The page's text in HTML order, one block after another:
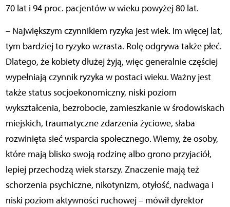
70 lat i 94 proc. pacjentów w wieku powyżej 80 lat.
– Największym czynnikiem ryzyka jest wiek. Im więcej lat,
tym bardziej to ryzyko wzrasta. Rolę odgrywa także płeć.
Dlatego, że kobiety dłużej żyją, więc generalnie częściej
wypełniają czynnik ryzyka w postaci wieku. Ważny jest
także status socjoekonomiczny, niski poziom
wykształcenia, bezrobocie, zamieszkanie w środowiskach
miejskich, traumatyczne zdarzenia życiowe, słaba
rozwinięta sieć wsparcia społecznego. Wiemy, że osoby,
które mają blisko swoją rodzinę albo grono przyjaciół,
lepiej przechodzą wiek starszy. Znaczenie mają też
schorzenia psychiczne, nikotynizm, otyłość, nadwaga i
niski poziom aktywności ruchowej – mówił dyrektor